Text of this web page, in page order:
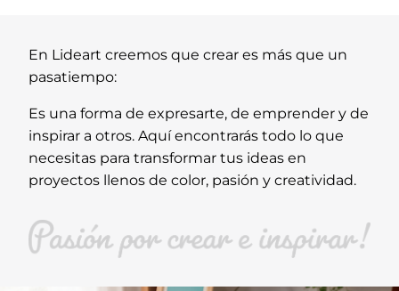
En Lideart creemos que crear es más que un
pasatiempo:
Es una forma de expresarte, de emprender y de
inspirar a otros. Aquí encontrarás todo lo que
necesitas para transformar tus ideas en
proyectos llenos de color, pasión y creatividad.